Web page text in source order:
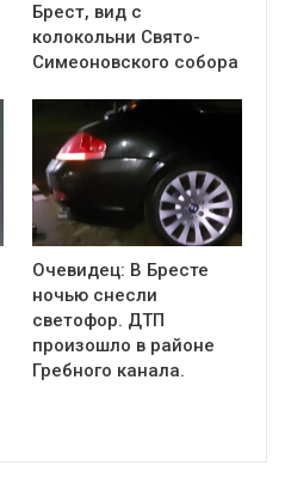
Брест, вид с
колокольни Cвято-
Симеоновского собора
Очевидец: В Бресте
ночью снесли
светофор. ДТП
произошло в районе
Гребного канала.